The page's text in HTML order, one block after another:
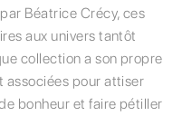
Béatrice Crécy, ces
aux univers tantôt
collection a son propre
associées pour attiser
bonheur et faire pétiller